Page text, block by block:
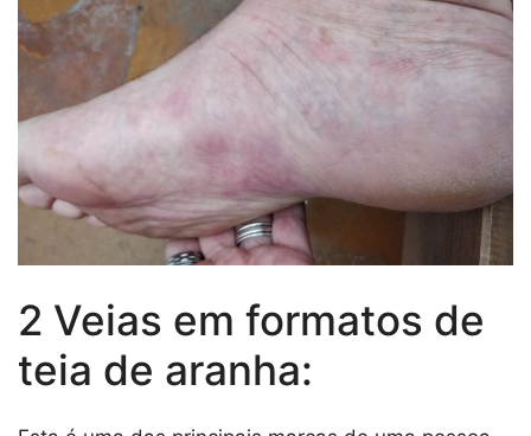
2 Veias em formatos de
teia de aranha: